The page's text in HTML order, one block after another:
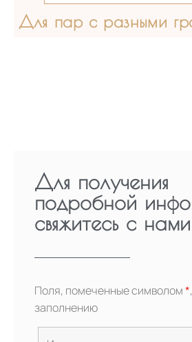
Для пар с разными
Для получения
подробной
свяжитесь с
Поля, помеченные символом*
заполнению